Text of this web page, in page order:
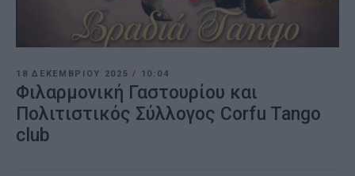
18 ΔΕΚΕΜΒΡΊΟΥ 2025/ 10:04
Φιλαρμονική Γαστουρίου και
Πολιτιστικός Σύλλογος Corfu Tango
club